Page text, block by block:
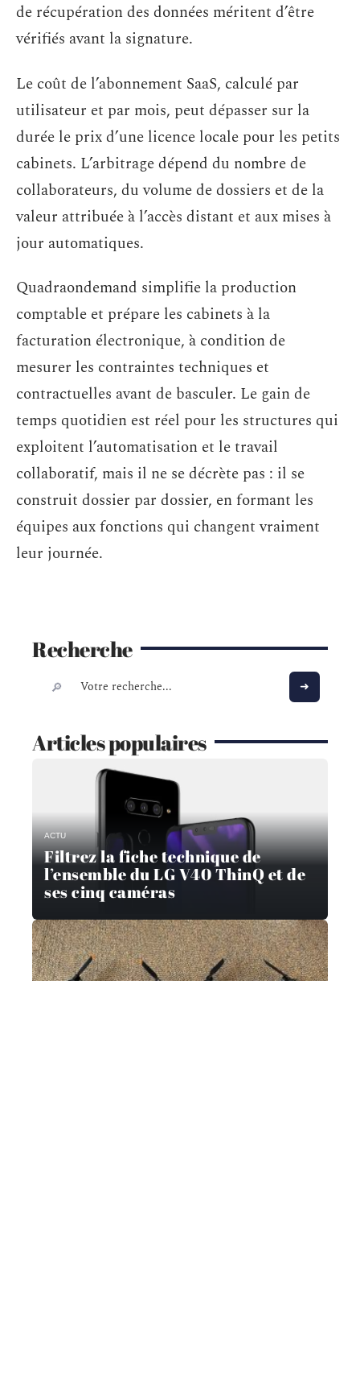
de récupération des données méritent d’être
vérifiés avant la signature.
Le coût de l’abonnement SaaS, calculé par
utilisateur et par mois, peut dépasser sur la
durée le prix d’une licence locale pour les petits
cabinets. L’arbitrage dépend du nombre de
collaborateurs, du volume de dossiers et de la
valeur attribuée à l’accès distant et aux mises à
jour automatiques.
Quadraondemand simplifie la production
comptable et prépare les cabinets à la
facturation électronique, à condition de
mesurer les contraintes techniques et
contractuelles avant de basculer. Le gain de
temps quotidien est réel pour les structures qui
exploitent l’automatisation et le travail
collaboratif, mais il ne se décrète pas : il se
construit dossier par dossier, en formant les
équipes aux fonctions qui changent vraiment
leur journée.
Recherche
Articles populaires
ACTU
Filtrez la fiche technique de
l’ensemble du LG V40 ThinQ et de
ses cinq caméras